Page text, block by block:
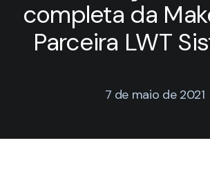
completa da
Parceira LWT
7 de maio de 2021